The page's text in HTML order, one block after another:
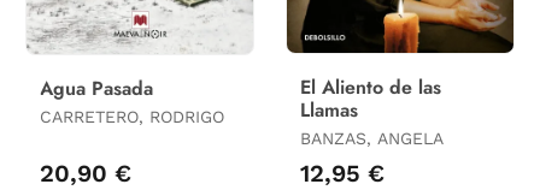
Agua Pasada
CARRETERO, RODRIGO
20,90 €
El Aliento de las
Llamas
BANZAS, ANGELA
12,95 €